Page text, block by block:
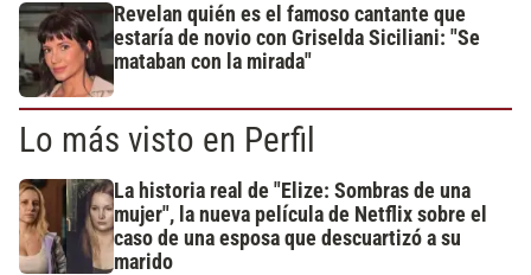
Revelan quién es el famoso cantante que
estaría de novio con Griselda Siciliani: "Se
mataban con la mirada"
Lo más visto en Perfil
La historia real de "Elize: Sombras de una
mujer", la nueva película de Netflix sobre el
caso de una esposa que descuartizó a su
marido